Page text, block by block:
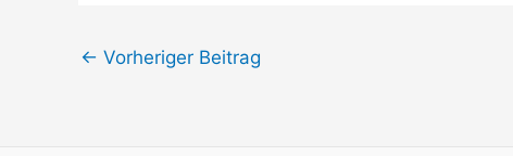
← Vorheriger Beitrag